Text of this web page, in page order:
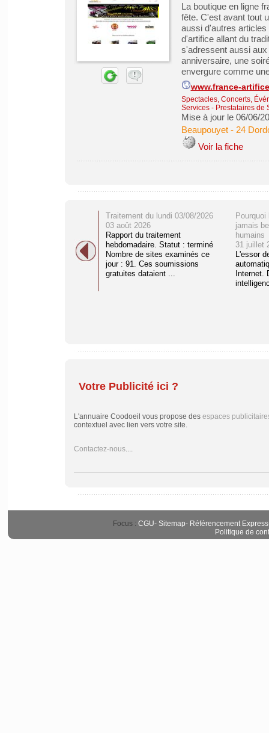
La boutique en ligne
fête. C'est avant tout
aussi d'autres
d'artifice allant du
s'adressent aussi
anniversaire, une
envergure comme
www.france-
Spectacles, Concerts,
Services - Prestataires de
Mise à jour le 06/06/
Beaupouyet- 24
Voir la fiche
Traitement du lundi 03/08/2026
03 août 2026
Rapport du traitement
hebdomadaire. Statut : terminé
Nombre de sites examinés ce
jour : 91. Ces soumissions
gratuites dataient ...
jamais
humains
31 juillet
L'essor
Internet.
Votre Publicité ici ?
L'annuaire Coodoeil vous propose des espaces
contextuel avec lien vers votre site.
Contactez-nous....
Focus : CGU- Sitemap- Référencement Express
Politique de